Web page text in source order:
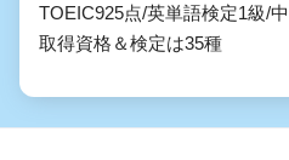
TOEIC925点/英単語検定1級/
取得資格＆検定は35種